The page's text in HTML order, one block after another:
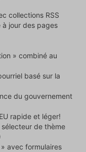
collections RSS
à jour des pages
» combiné au
basé sur la
du gouvernement
rapide et léger!
de thème
avec formulaires